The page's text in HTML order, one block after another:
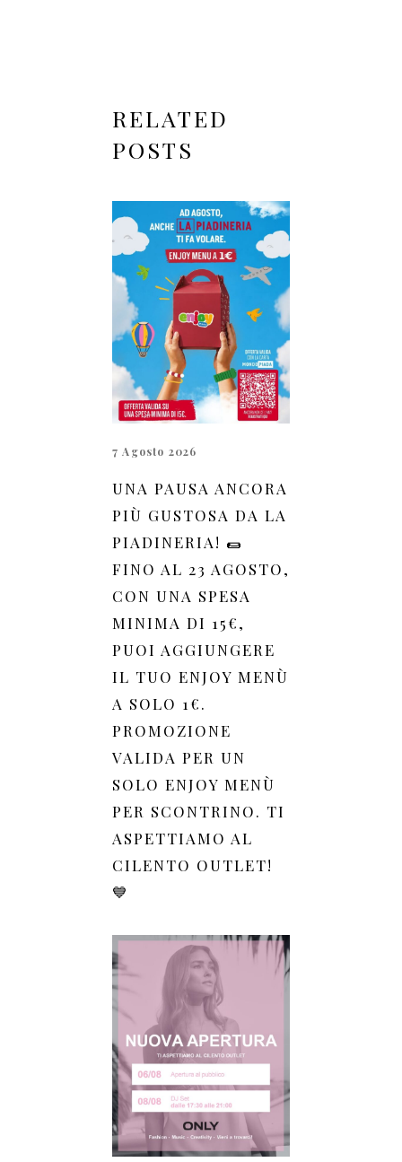
RELATED
POSTS
7 Agosto 2026
UNA PAUSA ANCORA
PIÙ GUSTOSA DA LA
PIADINERIA! 🌯
FINO AL 23 AGOSTO,
CON UNA SPESA
MINIMA DI 15€,
PUOI AGGIUNGERE
IL TUO ENJOY MENÙ
A SOLO 1€.
PROMOZIONE
VALIDA PER UN
SOLO ENJOY MENÙ
PER SCONTRINO. TI
ASPETTIAMO AL
CILENTO OUTLET!
💙